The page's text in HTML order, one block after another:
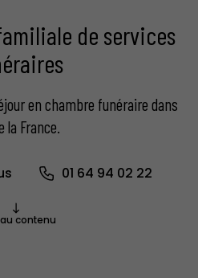
de services
en chambre funéraire dans
la France.
01 64 94 02 22
contenu